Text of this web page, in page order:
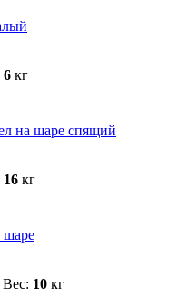
6 кг
16 кг
Вес: 10 кг